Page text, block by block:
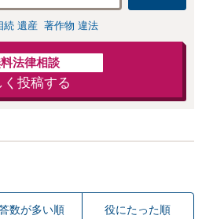
続 遺産 著作物 違法
法律相談
く投稿する
数が多い順 役にたった順